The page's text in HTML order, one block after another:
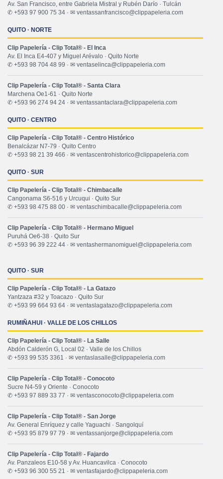
Av. San Francisco, entre Gabriela Mistral y Rubén Darío · Tulcán
✆ +593 97 900 75 34 · ✉ ventassanfrancisco@clippapeleria.com
QUITO · NORTE
Clip Papelería - Clip Total® - El Inca
Av. El Inca E4-407 y Miguel Arévalo · Quito Norte
✆ +593 98 704 48 99 · ✉ ventaselinca@clippapeleria.com
Clip Papelería - Clip Total® - Santa Clara
Marchena Oe1-61 · Quito Norte
✆ +593 96 274 94 24 · ✉ ventassantaclara@clippapeleria.com
QUITO · CENTRO
Clip Papelería - Clip Total® - Centro Histórico
Benalcázar N7-79 · Quito Centro
✆ +593 98 21 39 466 · ✉ ventascentrohistorico@clippapeleria.com
QUITO · SUR
Clip Papelería - Clip Total® - Chimbacalle
Cangonama S6-516 y Urcuqui · Quito Sur
✆ +593 98 475 88 00 · ✉ ventaschimbacalle@clippapeleria.com
Clip Papelería - Clip Total® - Hermano Miguel
Puruhá Oe6-38 · Quito Sur
✆ +593 96 39 222 44 · ✉ ventashermanomiguel@clippapeleria.com
QUITO · SUR
Clip Papelería - Clip Total® - La Gatazo
Yantzaza #32 y Toacazo · Quito Sur
✆ +593 99 664 93 64 · ✉ ventaslagatazo@clippapeleria.com
RUMIÑAHUI · VALLE DE LOS CHILLOS
Clip Papelería - Clip Total® - La Salle
Abdón Calderón G, Local 02 · Valle de los Chillos
✆ +593 99 535 3361 · ✉ ventaslasalle@clippapeleria.com
Clip Papelería - Clip Total® - Conocoto
Sucre N4-59 y Oriente · Conocoto
✆ +593 97 889 33 77 · ✉ ventasconocoto@clippapeleria.com
Clip Papelería - Clip Total® - San Jorge
Av. General Enríquez y calle Yaguachi · Sangolquí
✆ +593 95 879 97 79 · ✉ ventassanjorge@clippapeleria.com
Clip Papelería - Clip Total® - Fajardo
Av. Panzaleos E10-58 y Av. Huancavilca · Conocoto
✆ +593 96 300 55 21 · ✉ ventasfajardo@clippapeleria.com